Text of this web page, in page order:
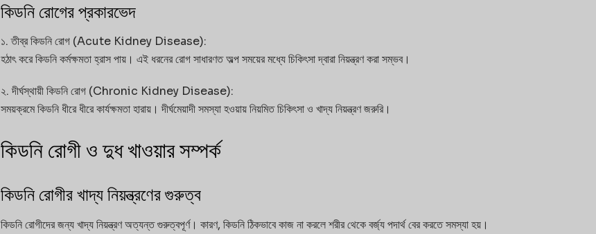
কিডনি রোগের প্রকারভেদ
১. তীব্র কিডনি রোগ (Acute Kidney Disease):
হঠাৎ করে কিডনি কর্মক্ষমতা হ্রাস পায়। এই ধরনের রোগ সাধারণত অল্প সময়ের মধ্যে চিকিৎসা দ্বারা নিয়ন্ত্রণ করা সম্ভব।
২. দীর্ঘস্থায়ী কিডনি রোগ (Chronic Kidney Disease):
সময়ক্রমে কিডনি ধীরে ধীরে কার্যক্ষমতা হারায়। দীর্ঘমেয়াদী সমস্যা হওয়ায় নিয়মিত চিকিৎসা ও খাদ্য নিয়ন্ত্রণ জরুরি।
কিডনি রোগী ও দুধ খাওয়ার সম্পর্ক
কিডনি রোগীর খাদ্য নিয়ন্ত্রণের গুরুত্ব
কিডনি রোগীদের জন্য খাদ্য নিয়ন্ত্রণ অত্যন্ত গুরুত্বপূর্ণ। কারণ, কিডনি ঠিকভাবে কাজ না করলে শরীর থেকে বর্জ্য পদার্থ বের করতে সমস্যা হয়।